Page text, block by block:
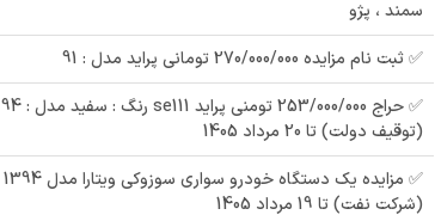
سمند ، پژو
✅ ثبت نام مزایده 270/000/000 تومانی پراید مدل : 91
✅ حراج 253/000/000 تومنی پراید se111 رنگ : سفید مدل : 94
(توقیف دولت) تا 20 مرداد 1405
✅ مزایده یک دستگاه خودرو سواری سوزوکی ویتارا مدل 1394
(شرکت نفت) تا 19 مرداد 1405